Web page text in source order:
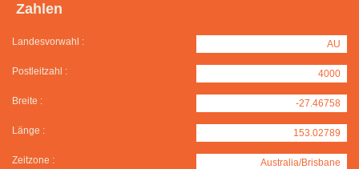
Zahlen
Landesvorwahl : AU
Postleitzahl : 4000
Breite : -27.46758
Länge : 153.02789
Zeitzone : Australia/Brisbane